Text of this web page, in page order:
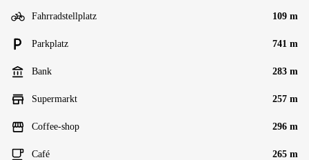
Fahrradstellplatz 109 m
Parkplatz 741 m
Bank 283 m
Supermarkt 257 m
Coffee-shop 296 m
Café 265 m